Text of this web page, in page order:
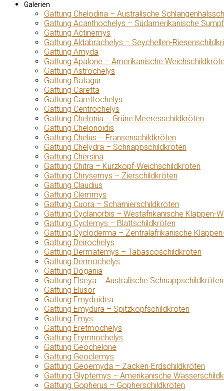
Galerien
Gattung Chelodina – Australische
Gattung Acanthochelys – Südamerikanische
Gattung Actinemys
Gattung Aldabrachelys – Seychellen-
Gattung Amyda
Gattung Apalone – Amerikanische
Gattung Astrochelys
Gattung Batagur
Gattung Caretta
Gattung Carettochelys
Gattung Centrochelys
Gattung Chelonia – Grüne Meeresschildkröten
Gattung Chelonoidis
Gattung Chelus – Fransenschildkröten
Gattung Chelydra – Schnappschildkröten
Gattung Chersina
Gattung Chitra – Kurzkopf-Weichschildkröten
Gattung Chrysemys – Zierschildkröten
Gattung Claudius
Gattung Clemmys
Gattung Cuora – Scharnierschildkröten
Gattung Cyclanorbis – Westafrikanische Klappen-
Gattung Cyclemys – Blattschildkröten
Gattung Cycloderma – Zentralafrikanische
Gattung Deirochelys
Gattung Dermatemys – Tabascoschildkröten
Gattung Dermochelys
Gattung Dogania
Gattung Elseya – Australische Schnappschildkröten
Gattung Elusor
Gattung Emydoidea
Gattung Emydura – Spitzkopfschildkröten
Gattung Emys
Gattung Eretmochelys
Gattung Erymnochelys
Gattung Geochelone
Gattung Geoclemys
Gattung Geoemyda – Zacken-Erdschildkröten
Gattung Glyptemys – Amerikanische
Gattung Gopherus – Gopherschildkröten